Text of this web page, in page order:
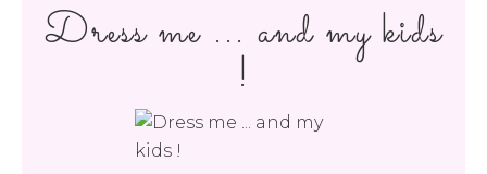
Dress me ... and my kids
!